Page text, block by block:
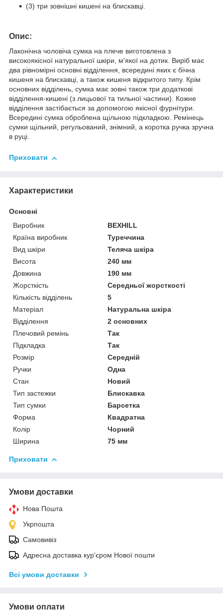
(3) три зовнішні кишені на блискавці.
Опис:
Лаконічна чоловіча сумка на плече виготовлена з
високоякісної натуральної шкіри, м'якої на дотик. Виріб має
два рівномірні основні відділення, всередині яких є бічна
кишеня на блискавці, а також кишеня відкритого типу. Крім
основних відділень, сумка має зовні також три додаткові
відділення-кишені (з лицьової та тильної частини). Кожне
відділення застібається за допомогою якісної фурнітури.
Всередині сумка оброблена щільною підкладкою. Ремінець
сумки щільний, регульований, знімний, а коротка ручка зручна
в руці.
Приховати
Характеристики
Основні
Виробник
BEXHILL
Країна виробник
Туреччина
Вид шкіри
Теляча шкіра
Висота
240 мм
Довжина
190 мм
Жорсткість
Середньої жорсткості
Кількість відділень
5
Матеріал
Натуральна шкіра
Відділення
2 основних
Плечовий ремінь
Так
Підкладка
Так
Розмір
Середній
Ручки
Одна
Стан
Новий
Тип застежки
Блискавка
Тип сумки
Барсетка
Форма
Квадратна
Колір
Чорний
Ширина
75 мм
Приховати
Умови доставки
Нова Пошта
Укрпошта
Самовивіз
Адресна доставка кур'єром Нової пошти
Всі умови доставки
Умови оплати